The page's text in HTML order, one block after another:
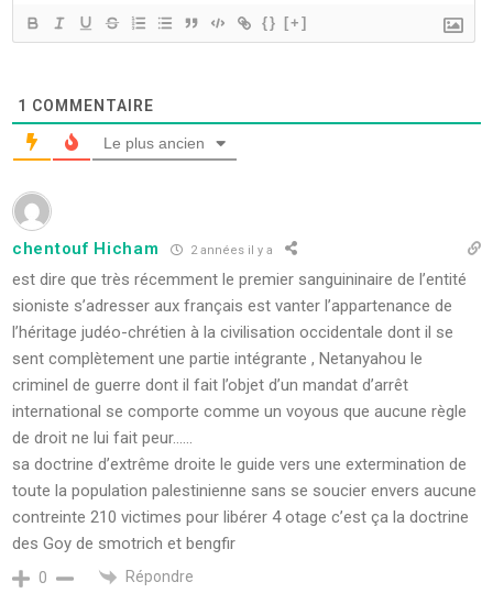
{} [+]
1 COMMENTAIRE
Le plus ancien
chentouf Hicham 2 années il y a
est dire que très récemment le premier sanguininaire de l’entité
sioniste s’adresser aux français est vanter l’appartenance de
l’héritage judéo-chrétien à la civilisation occidentale dont il se
sent complètement une partie intégrante , Netanyahou le
criminel de guerre dont il fait l’objet d’un mandat d’arrêt
international se comporte comme un voyous que aucune règle
de droit ne lui fait peur……
sa doctrine d’extrême droite le guide vers une extermination de
toute la population palestinienne sans se soucier envers aucune
contreinte 210 victimes pour libérer 4 otage c’est ça la doctrine
des Goy de smotrich et bengfir
0 Répondre